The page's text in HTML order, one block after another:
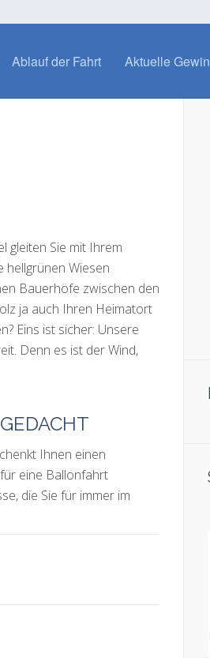
Ablauf der Fahrt Aktuelle
gleiten Sie mit Ihrem
hellgrünen Wiesen
Bauerhöfe zwischen den
ja auch Ihren Heimatort
Eins ist sicher: Unsere
Denn es ist der Wind,
Ihnen einen
eine Ballonfahrt
die Sie für immer im